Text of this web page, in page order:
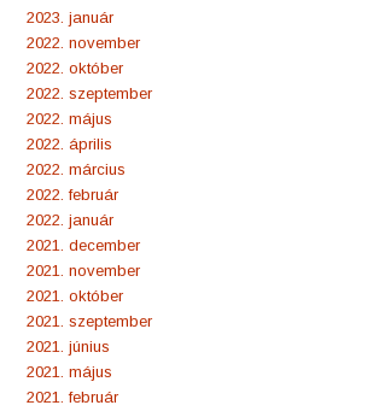
2023. január
2022. november
2022. október
2022. szeptember
2022. május
2022. április
2022. március
2022. február
2022. január
2021. december
2021. november
2021. október
2021. szeptember
2021. június
2021. május
2021. február